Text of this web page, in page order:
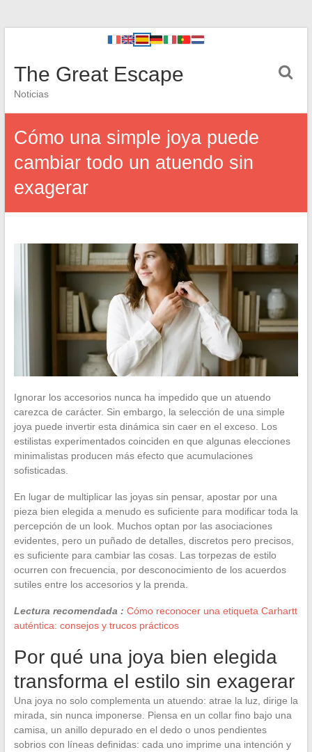
The Great Escape
Noticias
Cómo una simple joya puede
cambiar todo un atuendo sin
exagerar
Ignorar los accesorios nunca ha impedido que un atuendo
carezca de carácter. Sin embargo, la selección de una simple
joya puede invertir esta dinámica sin caer en el exceso. Los
estilistas experimentados coinciden en que algunas elecciones
minimalistas producen más efecto que acumulaciones
sofisticadas.
En lugar de multiplicar las joyas sin pensar, apostar por una
pieza bien elegida a menudo es suficiente para modificar toda la
percepción de un look. Muchos optan por las asociaciones
evidentes, pero un puñado de detalles, discretos pero precisos,
es suficiente para cambiar las cosas. Las torpezas de estilo
ocurren con frecuencia, por desconocimiento de los acuerdos
sutiles entre los accesorios y la prenda.
Lectura recomendada : Cómo reconocer una etiqueta Carhartt
auténtica: consejos y trucos prácticos
Por qué una joya bien elegida
transforma el estilo sin exagerar
Una joya no solo complementa un atuendo: atrae la luz, dirige la
mirada, sin nunca imponerse. Piensa en un collar fino bajo una
camisa, un anillo depurado en el dedo o unos pendientes
sobrios con líneas definidas: cada uno imprime una intención y